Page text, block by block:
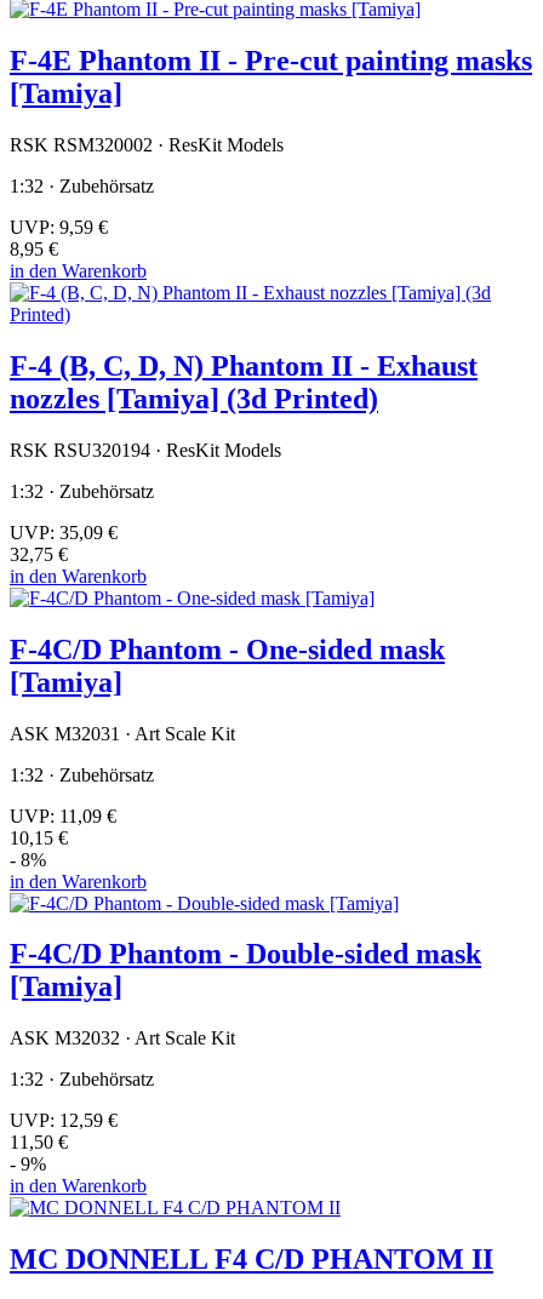
F-4E Phantom II - Pre-cut painting masks
[Tamiya]
RSK RSM320002 · ResKit Models
1:32 · Zubehörsatz
UVP: 9,59 €
8,95 €
in den Warenkorb
F-4 (B, C, D, N) Phantom II - Exhaust
nozzles [Tamiya] (3d Printed)
RSK RSU320194 · ResKit Models
1:32 · Zubehörsatz
UVP: 35,09 €
32,75 €
in den Warenkorb
F-4C/D Phantom - One-sided mask
[Tamiya]
ASK M32031 · Art Scale Kit
1:32 · Zubehörsatz
UVP: 11,09 €
10,15 €
- 8%
in den Warenkorb
F-4C/D Phantom - Double-sided mask
[Tamiya]
ASK M32032 · Art Scale Kit
1:32 · Zubehörsatz
UVP: 12,59 €
11,50 €
- 9%
in den Warenkorb
MC DONNELL F4 C/D PHANTOM II